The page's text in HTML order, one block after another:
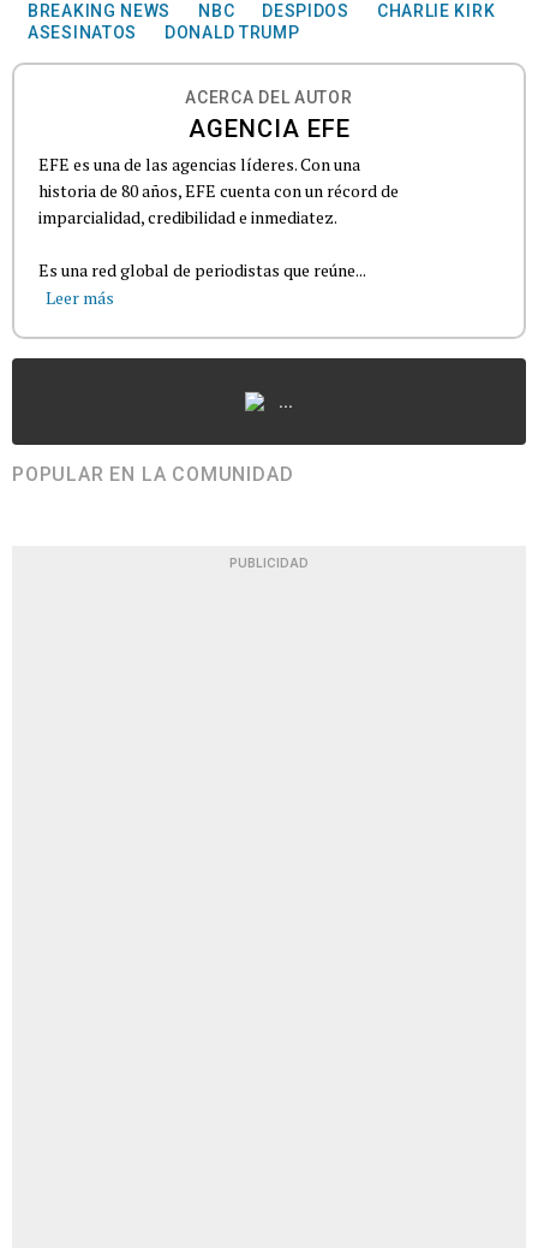
BREAKING NEWS NBC DESPIDOS
CHARLIE KIRK
ASESINATOS
DONALD TRUMP
ACERCA DEL AUTOR
AGENCIA EFE
EFE es una de las agencias líderes. Con una
historia de 80 años, EFE cuenta con un récord de
imparcialidad, credibilidad e inmediatez.
Es una red global de periodistas que reúne...
Leer más
...
POPULAR EN LA COMUNIDAD
PUBLICIDAD